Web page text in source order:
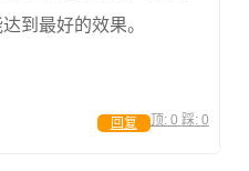
到最好的效果。
顶: 0 踩: 0
回复